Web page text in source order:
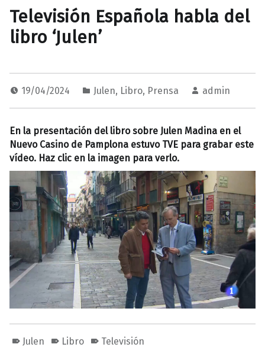
Televisión Española habla del
libro ‘Julen’
19/04/2024 Julen, Libro, Prensa admin
En la presentación del libro sobre Julen Madina en el
Nuevo Casino de Pamplona estuvo TVE para grabar este
vídeo. Haz clic en la imagen para verlo.
Julen Libro Televisión